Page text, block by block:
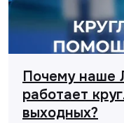
Почему наше
работает
выходных?